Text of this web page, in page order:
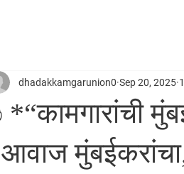
*“कामगारांची
dhadakkamgarunion0 Sep 20, 2025